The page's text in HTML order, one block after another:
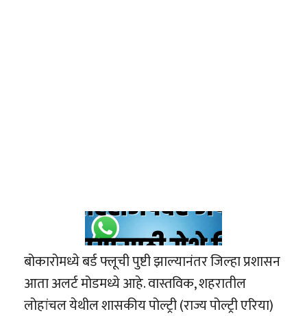
बोकारोमध्ये बर्ड फ्लूची पुष्टी झाल्यानंतर जिल्हा प्रशासन
आता अलर्ट मोडमध्ये आहे. वास्तविक, शहरातील
लोहांचल येथील शासकीय पोल्ट्री (राज्य पोल्ट्री एरिया)